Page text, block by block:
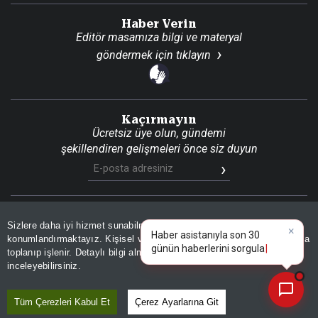
Sizlere daha iyi hizmet sunabilmek adına sitemizde
konumlandırmaktayız. Kişisel verileriniz, KVKK ve GDPR kapsamında
toplanıp işlenir. Detaylı bilgi almak için Aydınlatma Metnimizi
inceleyebilirsiniz.
Tüm Çerezleri Kabul Et Çerez Ayarlarına Git
Haber Verin
Editör masamıza bilgi ve materyal
göndermek için tıklayın
Kaçırmayın
Ücretsiz üye olun, gündemi
şekillendiren gelişmeleri önce siz duyun
© 2026 İhlas Medya Grubu. Tüm Hakları Saklıdır
Son DakikaSite HaritasıRSSKVKK Aydınlatma Metni
Gizlilik PolitikasıÇerez Politikası
Haber asistanıyla son|